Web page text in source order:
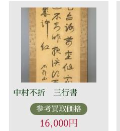
中村不折 三行書
参考買取価格
16,000円